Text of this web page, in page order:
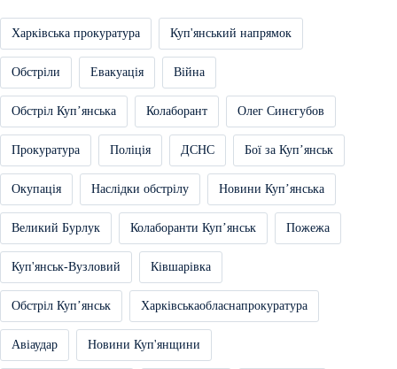
Харківська прокуратура Куп'янський напрямок
Обстріли Евакуація Війна
Обстріл Купʼянська Колаборант Олег Синєгубов
Прокуратура Поліція ДСНС Бої за Купʼянськ
Окупація Наслідки обстрілу Новини Купʼянська
Великий Бурлук Колаборанти Купʼянськ Пожежа
Куп'янськ-Вузловий Ківшарівка
Обстріл Купʼянськ Харківськаобласнапрокуратура
Авіаудар Новини Куп'янщини